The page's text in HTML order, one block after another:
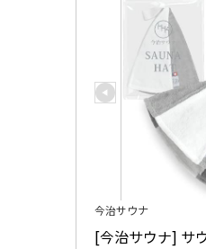
今治サウナ
[今治サウナ] サ